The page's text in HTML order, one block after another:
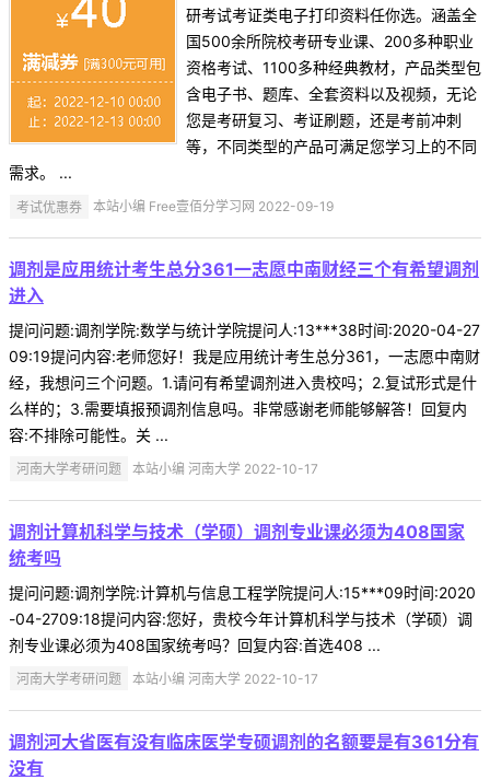
研考试考证类电子打印资料任你选。涵盖全
国500余所院校考研专业课、200多种职业
资格考试、1100多种经典教材，产品类型包
含电子书、题库、全套资料以及视频，无论
您是考研复习、考证刷题，还是考前冲刺
等，不同类型的产品可满足您学习上的不同
需求。 ...
考试优惠券 本站小编 Free壹佰分学习网 2022-09-19
调剂是应用统计考生总分361一志愿中南财经三个有希望调剂
进入
提问问题:调剂学院:数学与统计学院提问人:13***38时间:2020-04-27
09:19提问内容:老师您好！我是应用统计考生总分361，一志愿中南财
经，我想问三个问题。1.请问有希望调剂进入贵校吗；2.复试形式是什
么样的；3.需要填报预调剂信息吗。非常感谢老师能够解答！回复内
容:不排除可能性。关 ...
河南大学考研问题 本站小编 河南大学 2022-10-17
调剂计算机科学与技术（学硕）调剂专业课必须为408国家
统考吗
提问问题:调剂学院:计算机与信息工程学院提问人:15***09时间:2020
-04-2709:18提问内容:您好，贵校今年计算机科学与技术（学硕）调
剂专业课必须为408国家统考吗？回复内容:首选408 ...
河南大学考研问题 本站小编 河南大学 2022-10-17
调剂河大省医有没有临床医学专硕调剂的名额要是有361分有
没有